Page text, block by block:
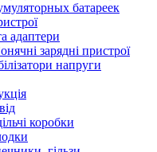
батареек
адаптери
зарядні пристрої
напруги
коробки